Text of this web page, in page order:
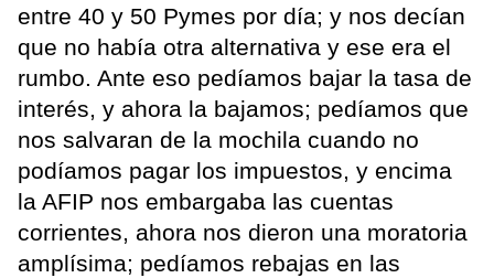
entre 40 y 50 Pymes por día; y nos decían
que no había otra alternativa y ese era el
rumbo. Ante eso pedíamos bajar la tasa de
interés, y ahora la bajamos; pedíamos que
nos salvaran de la mochila cuando no
podíamos pagar los impuestos, y encima
la AFIP nos embargaba las cuentas
corrientes, ahora nos dieron una moratoria
amplísima; pedíamos rebajas en las